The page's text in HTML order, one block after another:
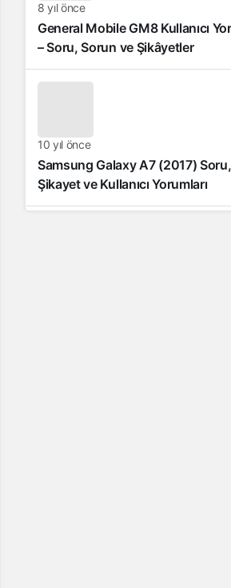
8 yıl önce
General Mobile GM8 Kullanıcı
– Soru, Sorun ve Şikâyetler
10 yıl önce
Samsung Galaxy A7 (2017)
Şikayet ve Kullanıcı Yorumları